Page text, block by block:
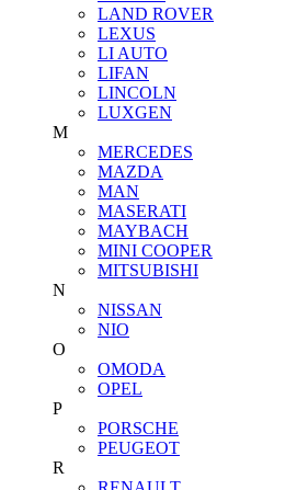
LAND ROVER
LEXUS
LI AUTO
LIFAN
LINCOLN
LUXGEN
M
MERCEDES
MAZDA
MAN
MASERATI
MAYBACH
MINI COOPER
MITSUBISHI
N
NISSAN
NIO
O
OMODA
OPEL
P
PORSCHE
PEUGEOT
R